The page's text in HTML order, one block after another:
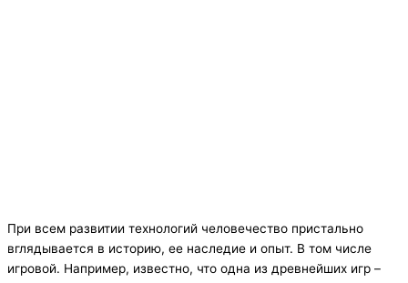
При всем развитии технологий человечество пристально
вглядывается в историю, ее наследие и опыт. В том числе
игровой. Например, известно, что одна из древнейших игр –